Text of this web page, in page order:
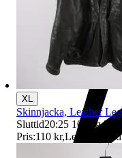
XL
Skinnjacka, Leather
Sluttid20:25 10 aug 20:25
Pris:110 kr,Ledande bud